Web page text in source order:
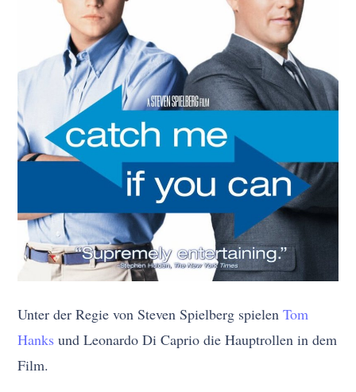
Unter der Regie von Steven Spielberg spielenTom
Hanks und Leonardo Di Caprio die Hauptrollen in dem
Film.